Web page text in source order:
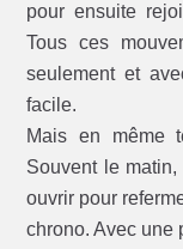
pour ensuite
Tous ces
seulement et
facile.
Mais en même
Souvent le
ouvrir pour
chrono. Avec une